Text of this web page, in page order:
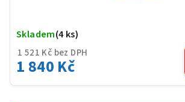
1 521 Kč bez DPH
1 840 Kč
Skladem(4 ks)